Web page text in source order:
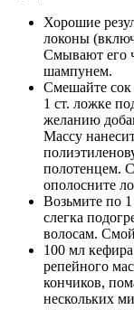
Хорошие
локоны
Смывают его
шампунем.
Смешайте
1 ст. ложке
желанию
Массу
полотенцем.
ополосните
Возьмите по 1
слегка
волосам.
100 мл
репейного
кончиков,
нескольких